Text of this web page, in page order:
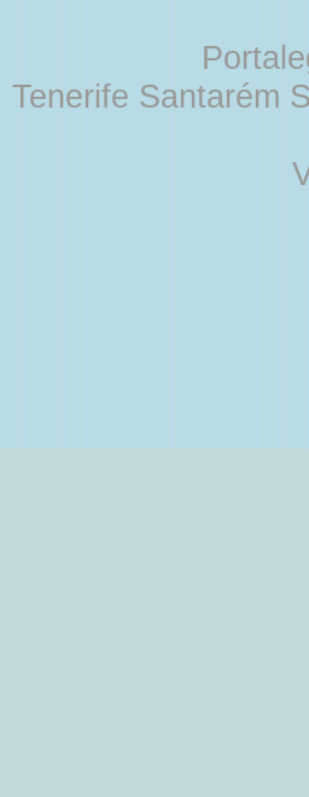
Tenerife Santarém